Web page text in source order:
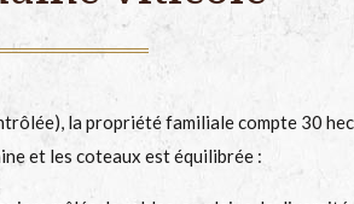
la propriété familiale compte 30
et les coteaux est équilibrée :